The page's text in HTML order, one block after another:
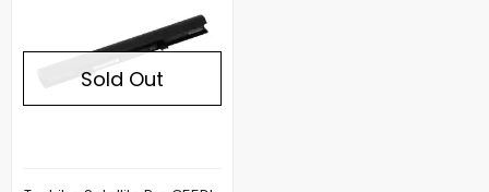
Sold Out